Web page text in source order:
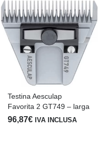
Testina Aesculap
Favorita 2 GT749 – larga
96,87€ IVA INCLUSA